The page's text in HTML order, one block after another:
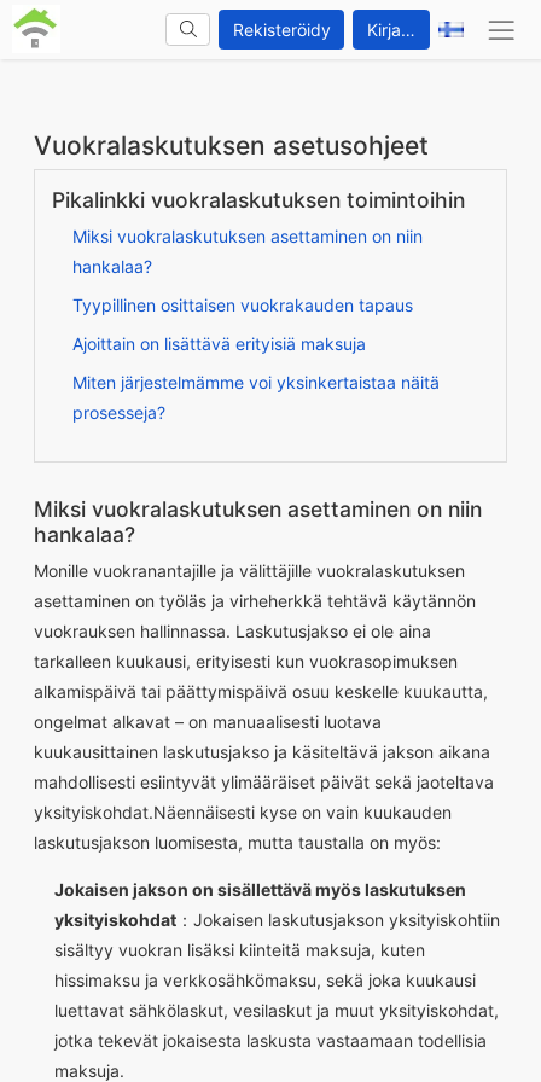
Rekisteröidy Kirjaudu sisään
Vuokralaskutuksen asetusohjeet
Pikalinkki vuokralaskutuksen toimintoihin
Miksi vuokralaskutuksen asettaminen on niin
hankalaa?
Tyypillinen osittaisen vuokrakauden tapaus
Ajoittain on lisättävä erityisiä maksuja
Miten järjestelmämme voi yksinkertaistaa näitä
prosesseja?
Miksi vuokralaskutuksen asettaminen on niin
hankalaa?
Monille vuokranantajille ja välittäjille vuokralaskutuksen
asettaminen on työläs ja virheherkkä tehtävä käytännön
vuokrauksen hallinnassa. Laskutusjakso ei ole aina
tarkalleen kuukausi, erityisesti kun vuokrasopimuksen
alkamispäivä tai päättymispäivä osuu keskelle kuukautta,
ongelmat alkavat – on manuaalisesti luotava
kuukausittainen laskutusjakso ja käsiteltävä jakson aikana
mahdollisesti esiintyvät ylimääräiset päivät sekä jaoteltava
yksityiskohdat.Näennäisesti kyse on vain kuukauden
laskutusjakson luomisesta, mutta taustalla on myös:
Jokaisen jakson on sisällettävä myös laskutuksen
yksityiskohdat：Jokaisen laskutusjakson yksityiskohtiin
sisältyy vuokran lisäksi kiinteitä maksuja, kuten
hissimaksu ja verkkosähkömaksu, sekä joka kuukausi
luettavat sähkölaskut, vesilaskut ja muut yksityiskohdat,
jotka tekevät jokaisesta laskusta vastaamaan todellisia
maksuja.